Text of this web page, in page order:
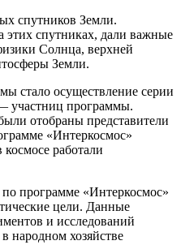
спутников Земли.
спутниках, дали важные
Солнца, верхней
Земли.
стало осуществление серии
участниц программы.
отобраны представители
«Интеркосмос»
работали
программе «Интеркосмос»
цели. Данные
и исследований
народном хозяйстве